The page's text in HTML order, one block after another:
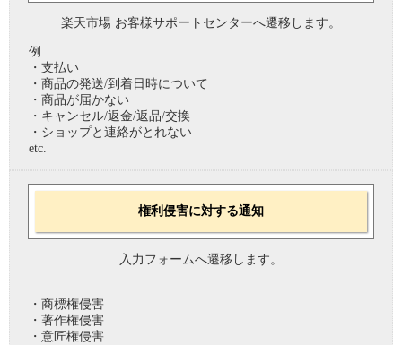
楽天市場 お客様サポートセンターへ遷移します。
例
・支払い
・商品の発送/到着日時について
・商品が届かない
・キャンセル/返金/返品/交換
・ショップと連絡がとれない
etc.
権利侵害に対する通知
入力フォームへ遷移します。
・商標権侵害
・著作権侵害
・意匠権侵害